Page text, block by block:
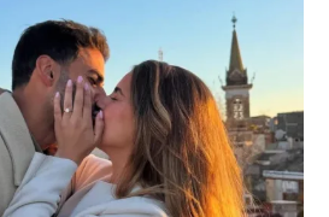
מדיניות פרטיות
תקנון פעילות ספורט 1
רשיון להקרנה פומבית לבית עסק
גיימינג E-Sports